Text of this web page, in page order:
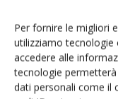
Per fornire le migliori
utilizziamo
accedere alle
tecnologie
dati personali come il
legna. Vanno
regolare, in
ettaro e la
calore dalla
temperatura